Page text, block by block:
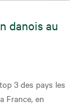
danois au
3 des pays les
France, en